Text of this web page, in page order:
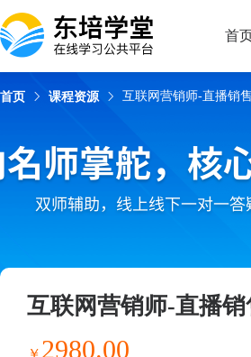
首
首页 课程资源 互联网营销师-直播销
互联网营销师-直播销
￥ 2980.00
课程简介 课程目录